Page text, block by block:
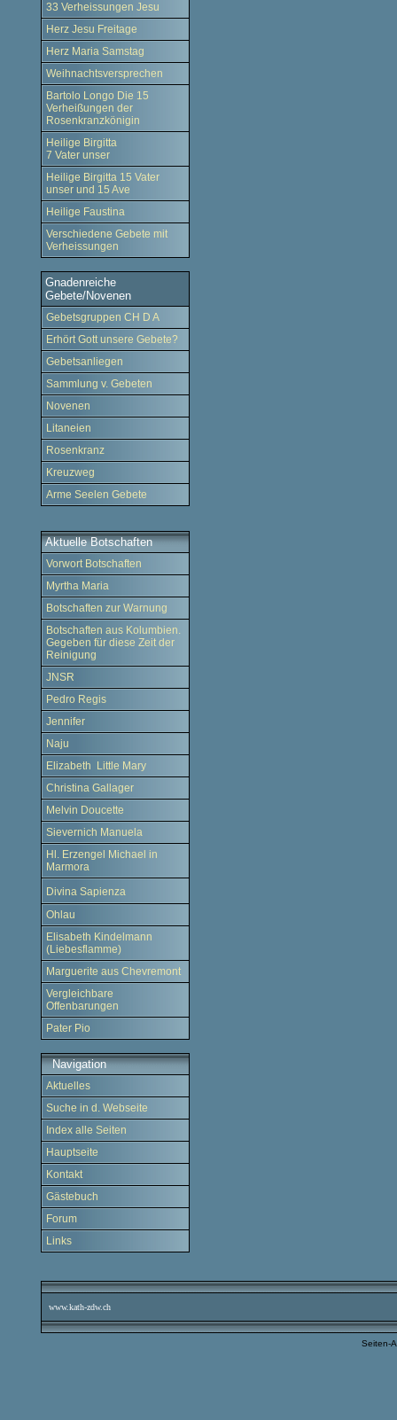
33 Verheissungen Jesu
Herz Jesu Freitage
Herz Maria Samstag
Weihnachtsversprechen
Bartolo Longo Die 15
Verheißungen der
Rosenkranzkönigin
Heilige Birgitta
7 Vater unser
Heilige Birgitta 15 Vater
unser und 15 Ave
Heilige Faustina
Verschiedene Gebete mit
Verheissungen
Gnadenreiche
Gebete/Novenen
Gebetsgruppen CH D A
Erhört Gott unsere Gebete?
Gebetsanliegen
Sammlung v. Gebeten
Novenen
Litaneien
Rosenkranz
Kreuzweg
Arme Seelen Gebete
Aktuelle Botschaften
Vorwort Botschaften
Myrtha Maria
Botschaften zur Warnung
Botschaften aus Kolumbien.
Gegeben für diese Zeit der
Reinigung
JNSR
Pedro Regis
Jennifer
Naju
Elizabeth Little Mary
Christina Gallager
Melvin Doucette
Sievernich Manuela
Hl. Erzengel Michael in
Marmora
Divina Sapienza
Ohlau
Elisabeth Kindelmann
(Liebesflamme)
Marguerite aus Chevremont
Vergleichbare
Offenbarungen
Pater Pio
Navigation
Aktuelles
Suche in d. Webseite
Index alle Seiten
Hauptseite
Kontakt
Gästebuch
Forum
Links
www.kath-zdw.ch
Seiten-